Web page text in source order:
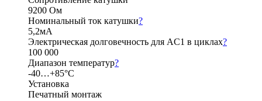
9200 Ом
Номинальный ток катушки?
5,2мА
Электрическая долговечность для AC1 в циклах?
100 000
Диапазон температур?
-40…+85°C
Установка
Печатный монтаж